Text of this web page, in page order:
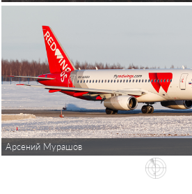
Арсений Мурашов